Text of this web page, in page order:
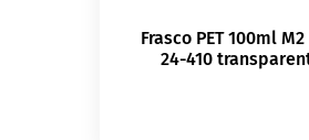
Frasco PET 100ml
24-410